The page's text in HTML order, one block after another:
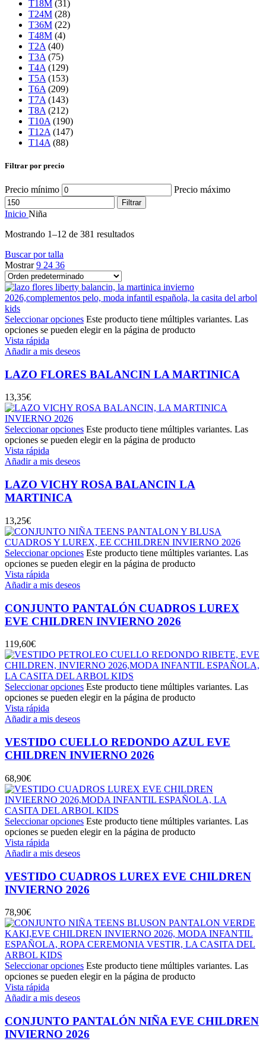
T18M (31)
T24M (28)
T36M (22)
T48M (4)
T2A (40)
T3A (75)
T4A (129)
T5A (153)
T6A (209)
T7A (143)
T8A (212)
T10A (190)
T12A (147)
T14A (88)
Filtrar por precio
Precio mínimo Precio máximo
Filtrar
Inicio Niña
Mostrando 1–12 de 381 resultados
Buscar por talla
Mostrar9 24 36
Seleccionar opciones Este producto tiene múltiples variantes. Las
opciones se pueden elegir en la página de producto
Vista rápida
Añadir a mis deseos
LAZO FLORES BALANCIN LA MARTINICA
13,35€
Seleccionar opciones Este producto tiene múltiples variantes. Las
opciones se pueden elegir en la página de producto
Vista rápida
Añadir a mis deseos
LAZO VICHY ROSA BALANCIN LA
MARTINICA
13,25€
Seleccionar opciones Este producto tiene múltiples variantes. Las
opciones se pueden elegir en la página de producto
Vista rápida
Añadir a mis deseos
CONJUNTO PANTALÓN CUADROS LUREX
EVE CHILDREN INVIERNO 2026
119,60€
Seleccionar opciones Este producto tiene múltiples variantes. Las
opciones se pueden elegir en la página de producto
Vista rápida
Añadir a mis deseos
VESTIDO CUELLO REDONDO AZUL EVE
CHILDREN INVIERNO 2026
68,90€
Seleccionar opciones Este producto tiene múltiples variantes. Las
opciones se pueden elegir en la página de producto
Vista rápida
Añadir a mis deseos
VESTIDO CUADROS LUREX EVE CHILDREN
INVIERNO 2026
78,90€
Seleccionar opciones Este producto tiene múltiples variantes. Las
opciones se pueden elegir en la página de producto
Vista rápida
Añadir a mis deseos
CONJUNTO PANTALÓN NIÑA EVE CHILDREN
INVIERNO 2026